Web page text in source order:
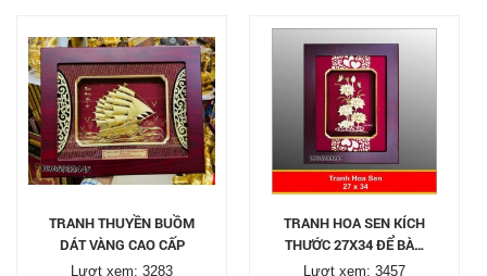
TRANH THUYỀN BUỒM
DÁT VÀNG CAO CẤP
Lượt xem: 3283
TRANH HOA SEN KÍCH
THƯỚC 27X34 ĐỂ BÀN
SANG TRỌNG
Lượt xem: 3457